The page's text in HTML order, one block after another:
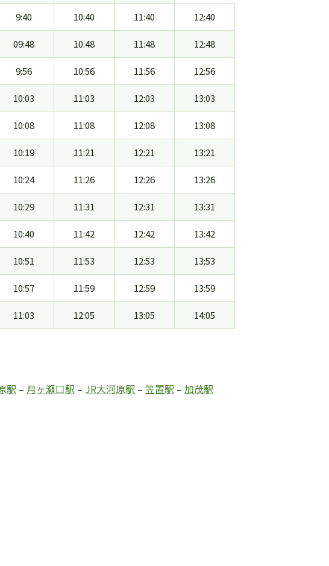
9:40 10:40 11:40 12:40
09:48 10:48 11:48 12:48
9:56 10:56 11:56 12:56
10:03 11:03 12:03 13:03
10:08 11:08 12:08 13:08
10:19 11:21 12:21 13:21
10:24 11:26 12:26 13:26
10:29 11:31 12:31 13:31
10:40 11:42 12:42 13:42
10:51 11:53 12:53 13:53
10:57 11:59 12:59 13:59
11:03 12:05 13:05 14:05
駅 – 月ヶ瀬口駅 – JR大河原駅 – 笠置駅 – 加茂駅